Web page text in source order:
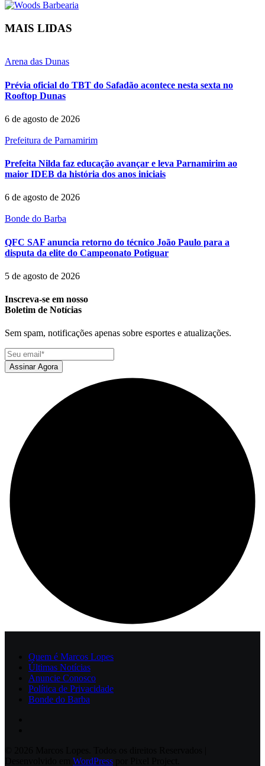
MAIS LIDAS
Arena das Dunas
Prévia oficial do TBT do Safadão acontece nesta sexta no
Rooftop Dunas
6 de agosto de 2026
Prefeitura de Parnamirim
Prefeita Nilda faz educação avançar e leva Parnamirim ao
maior IDEB da história dos anos iniciais
6 de agosto de 2026
Bonde do Barba
QFC SAF anuncia retorno do técnico João Paulo para a
disputa da elite do Campeonato Potiguar
5 de agosto de 2026
Inscreva-se em nosso
Boletim de Notícias
Sem spam, notificações apenas sobre esportes e atualizações.
Assinar Agora
Quem é Marcos Lopes
Últimas Notícias
Anuncie Conosco
Política de Privacidade
Bonde do Barba
WordPress